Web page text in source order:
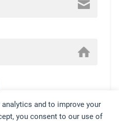
and to improve your
you consent to our use of